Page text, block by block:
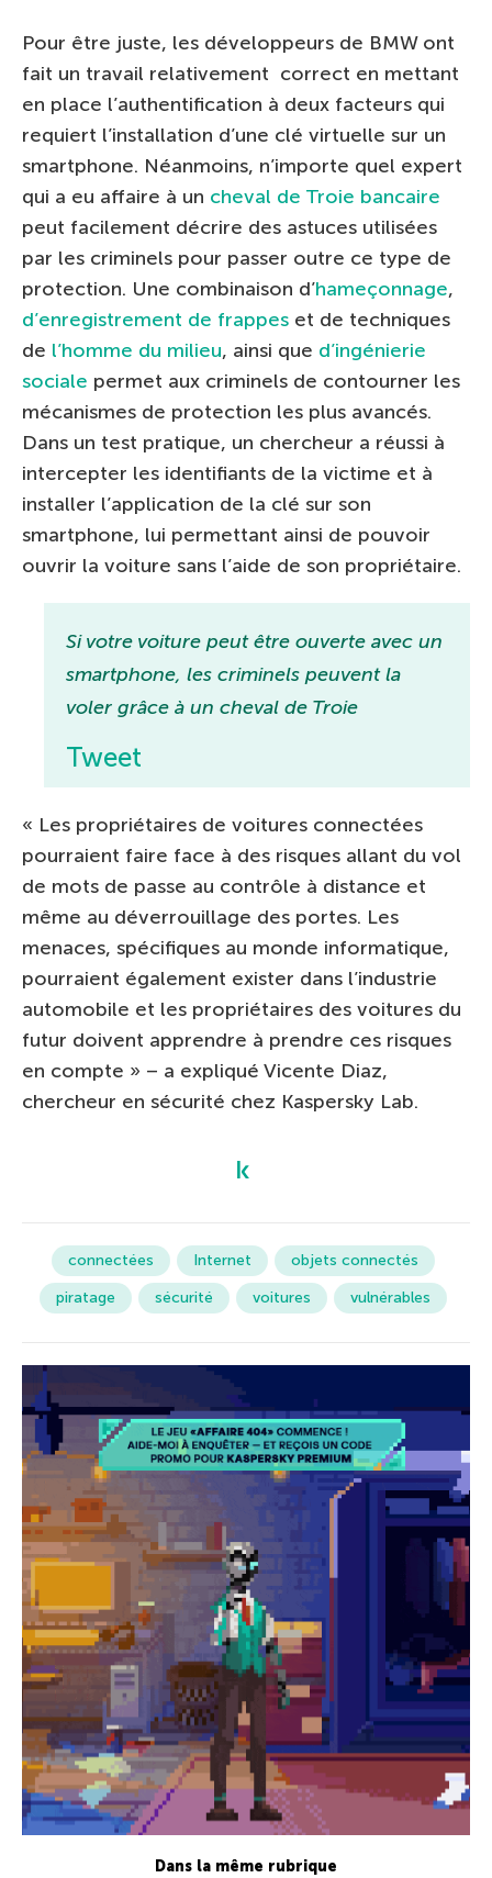
Pour être juste, les développeurs de BMW ont
fait un travail relativement correct en mettant
en place l’authentification à deux facteurs qui
requiert l’installation d’une clé virtuelle sur un
smartphone. Néanmoins, n’importe quel expert
qui a eu affaire à un cheval de Troie bancaire
peut facilement décrire des astuces utilisées
par les criminels pour passer outre ce type de
protection. Une combinaison d’hameçonnage,
d’enregistrement de frappes et de techniques
de l’homme du milieu, ainsi que d’ingénierie
sociale permet aux criminels de contourner les
mécanismes de protection les plus avancés.
Dans un test pratique, un chercheur a réussi à
intercepter les identifiants de la victime et à
installer l’application de la clé sur son
smartphone, lui permettant ainsi de pouvoir
ouvrir la voiture sans l’aide de son propriétaire.
Si votre voiture peut être ouverte avec un
smartphone, les criminels peuvent la
voler grâce à un cheval de Troie
Tweet
« Les propriétaires de voitures connectées
pourraient faire face à des risques allant du vol
de mots de passe au contrôle à distance et
même au déverrouillage des portes. Les
menaces, spécifiques au monde informatique,
pourraient également exister dans l’industrie
automobile et les propriétaires des voitures du
futur doivent apprendre à prendre ces risques
en compte » – a expliqué Vicente Diaz,
chercheur en sécurité chez Kaspersky Lab.
connectées Internet
objets connectés
piratage
sécurité voitures vulnérables
Dans la même rubrique